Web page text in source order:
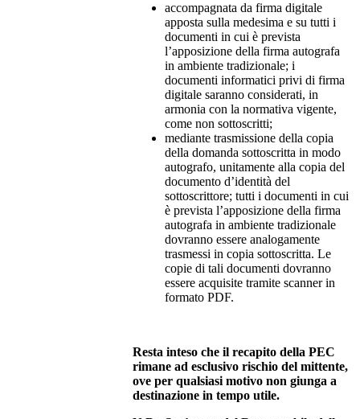
accompagnata da firma digitale
apposta sulla medesima e su tutti i
documenti in cui è prevista
l’apposizione della firma autografa
in ambiente tradizionale; i
documenti informatici privi di firma
digitale saranno considerati, in
armonia con la normativa vigente,
come non sottoscritti;
mediante trasmissione della copia
della domanda sottoscritta in modo
autografo, unitamente alla copia del
documento d’identità del
sottoscrittore; tutti i documenti in cui
è prevista l’apposizione della firma
autografa in ambiente tradizionale
dovranno essere analogamente
trasmessi in copia sottoscritta. Le
copie di tali documenti dovranno
essere acquisite tramite scanner in
formato PDF.
Resta inteso che il recapito della PEC
rimane ad esclusivo rischio del mittente,
ove per qualsiasi motivo non giunga a
destinazione in tempo utile.